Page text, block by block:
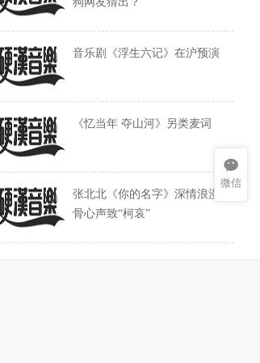
音乐剧《浮生六记》在沪预演
《忆当年 夺山河》另类麦词
张北北《你的名字》深情浪漫 入
骨心声致“柯哀”
微信